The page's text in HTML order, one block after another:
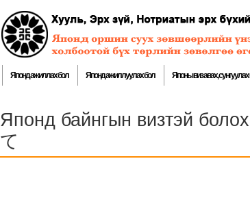
Японд ажиллах бол Японд ажиллуулах бол Японы виз авах, сунгуулах
Японд байнгын визтэй
て